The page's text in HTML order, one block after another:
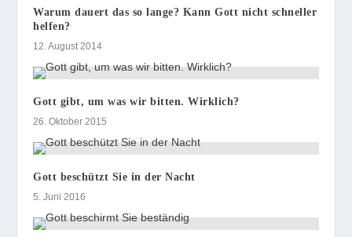
Warum dauert das so lange? Kann Gott nicht schneller
helfen?
12. August 2014
Gott gibt, um was wir bitten. Wirklich?
26. Oktober 2015
Gott beschützt Sie in der Nacht
5. Juni 2016